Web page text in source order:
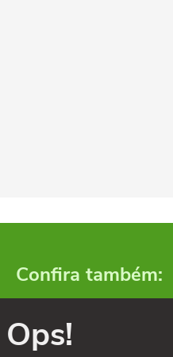
Confira também:
Ops!